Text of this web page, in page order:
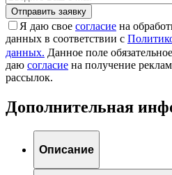
Я даю свое согласие на
данных в соответствии с
данных. Данное поле
даю согласие на получение
рассылок.
Дополнительная
Описание